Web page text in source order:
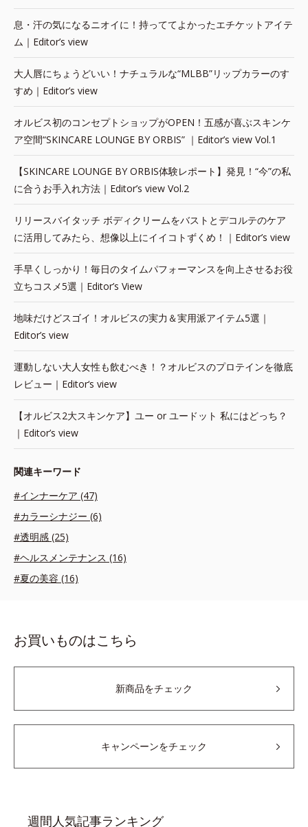
息・汗の気になるニオイに！持っててよかったエチケットアイテ
ム｜Editor’s view
大人唇にちょうどいい！ナチュラルな“MLBB”リップカラーのす
すめ｜Editor’s view
オルビス初のコンセプトショップがOPEN！五感が喜ぶスキンケ
ア空間“SKINCARE LOUNGE BY ORBIS” ｜Editor’s view Vol.1
【SKINCARE LOUNGE BY ORBIS体験レポート】発見！“今”の私
に合うお手入れ方法｜Editor’s view Vol.2
リリースバイタッチ ボディクリームをバストとデコルテのケア
に活用してみたら、想像以上にイイコトずくめ！｜Editor’s view
手早くしっかり！毎日のタイムパフォーマンスを向上させるお役
立ちコスメ5選｜Editor’s View
地味だけどスゴイ！オルビスの実力＆実用派アイテム5選｜
Editor’s view
運動しない大人女性も飲むべき！？オルビスのプロテインを徹底
レビュー｜Editor‘s view
【オルビス2大スキンケア】ユー or ユードット 私にはどっち？
｜Editor’s view
関連キーワード
#インナーケア (47)
#カラーシナジー (6)
#透明感 (25)
#ヘルスメンテナンス (16)
#夏の美容 (16)
お買いものはこちら
新商品をチェック
キャンペーンをチェック
週間人気記事ランキング